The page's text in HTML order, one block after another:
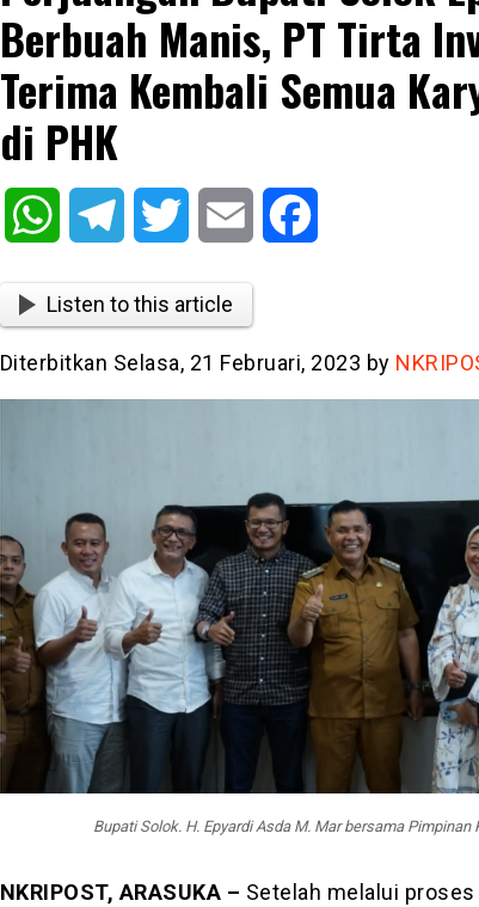
Berbuah Manis, PT Tirta
Terima Kembali Semua
di PHK
WhatsAppTelegram Twitter Email
Listen to this article
Diterbitkan Selasa, 21 Februari, 2023 by
Bupati Solok. H. Epyardi Asda M. Mar bersama Pimpinan
NKRIPOST, ARASUKA – Setelah melalui proses